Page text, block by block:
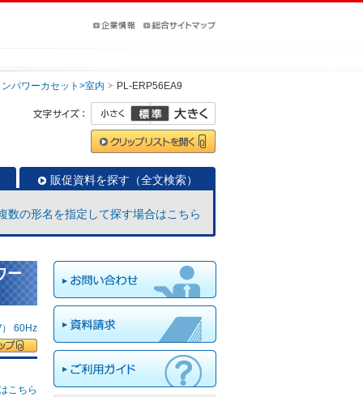
パワーカセット>室内 PL-ERP56EA9
販促資料を探す（全文検索）
数の形名を指定して探す場合はこちら
ー
60Hz
こちら